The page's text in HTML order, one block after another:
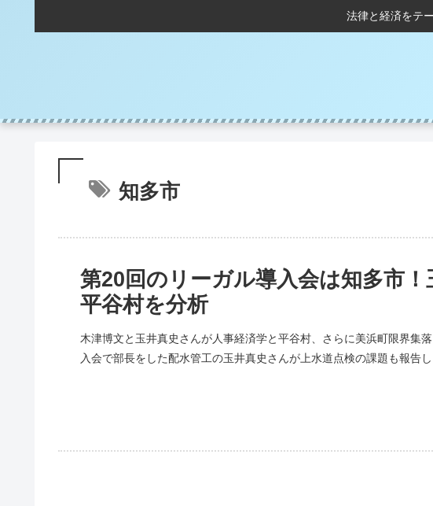
法律と経済をテ
知多市
第20回のリーガル導入会は知多市
平谷村を分析
木津博文と玉井真史さんが人事経済学と平谷村、さらに美浜町限界集
入会で部長をした配水管工の玉井真史さんが上水道点検の課題も報告し